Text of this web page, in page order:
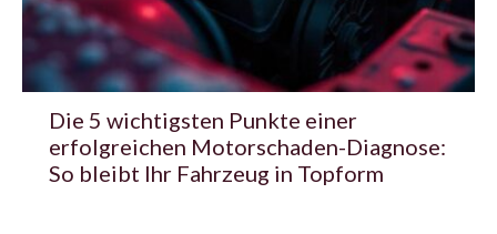
Die 5 wichtigsten Punkte einer
erfolgreichen Motorschaden-Diagnose:
So bleibt Ihr Fahrzeug in Topform